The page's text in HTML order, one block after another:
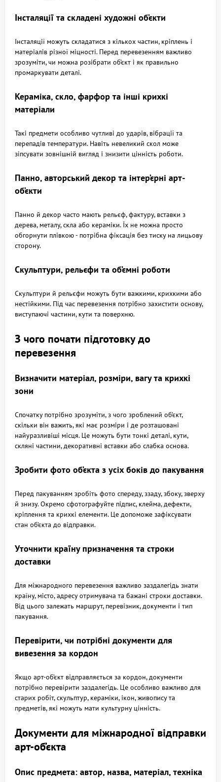
Інсталяції та складені художні об’єкти
Інсталяції можуть складатися з кількох частин, кріплень і
матеріалів різної міцності. Перед перевезенням важливо
зрозуміти, чи можна розібрати об’єкт і як правильно
промаркувати деталі.
Кераміка, скло, фарфор та інші крихкі
матеріали
Такі предмети особливо чутливі до ударів, вібрації та
перепадів температури. Навіть невеликий скол може
зіпсувати зовнішній вигляд і знизити цінність роботи.
Панно, авторський декор та інтер’єрні арт-
об’єкти
Панно й декор часто мають рельєф, фактуру, вставки з
дерева, металу, скла або кераміки. Їх не можна просто
обгорнути плівкою - потрібна фіксація без тиску на лицьову
сторону.
Скульптури, рельєфи та об’ємні роботи
Скульптури й рельєфи можуть бути важкими, крихкими або
нестійкими. Під час перевезення потрібно захистити основу,
виступаючі частини, кути та поверхню.
З чого почати підготовку до
перевезення
Визначити матеріал, розміри, вагу та крихкі
зони
Спочатку потрібно зрозуміти, з чого зроблений об’єкт,
скільки він важить, які має розміри і де розташовані
найуразливіші місця. Це можуть бути тонкі деталі, кути,
скляні частини, декоративні вставки або слабка основа.
Зробити фото об’єкта з усіх боків до пакування
Перед пакуванням зробіть фото спереду, ззаду, збоку, зверху
й знизу. Окремо сфотографуйте підпис, клейма, дефекти,
кріплення та крихкі елементи. Це допоможе зафіксувати
стан об’єкта до відправки.
Уточнити країну призначення та строки
доставки
Для міжнародного перевезення важливо заздалегідь знати
країну, місто, адресу отримувача та бажані строки доставки.
Від цього залежать маршрут, перевізник, документи і тип
пакування.
Перевірити, чи потрібні документи для
вивезення за кордон
Якщо арт-об’єкт відправляється за кордон, документи
потрібно перевірити заздалегідь. Це особливо важливо для
старих робіт, скульптур, кераміки, ікон, живопису та
предметів, які можуть мати культурну цінність.
Документи для міжнародної відправки
арт-об’єкта
Опис предмета: автор, назва, матеріал, техніка